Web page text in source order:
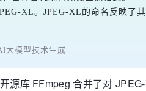
XL。JPEG-XL的命名反映了其
大模型技术生成
源库 FFmpeg 合并了对 JPEG-